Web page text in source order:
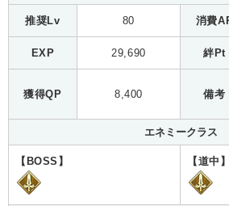
推奨Lv 80 消費
EXP 29,690 絆Pt
獲得QP 8,400 備考
エネミークラス
【BOSS】 【道中】